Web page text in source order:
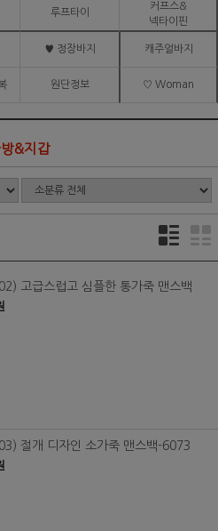
루프타이
커프스&
넥타이핀
♥ 정장바지 캐주얼바지
원단정보 ♡ Woman
&지갑
고급스럽고 심플한 통가죽 맨스백
절개 디자인 소가죽 맨스백-6073